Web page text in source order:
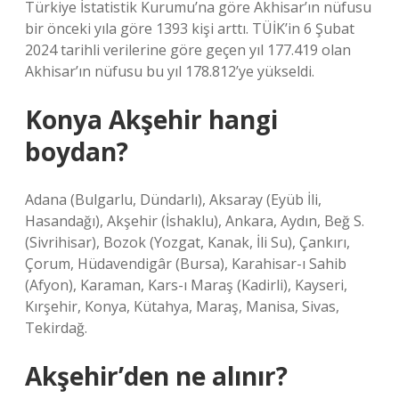
Türkiye İstatistik Kurumu’na göre Akhisar’ın nüfusu
bir önceki yıla göre 1393 kişi arttı. TÜİK’in 6 Şubat
2024 tarihli verilerine göre geçen yıl 177.419 olan
Akhisar’ın nüfusu bu yıl 178.812’ye yükseldi.
Konya Akşehir hangi
boydan?
Adana (Bulgarlu, Dündarlı), Aksaray (Eyüb İli,
Hasandağı), Akşehir (İshaklu), Ankara, Aydın, Beğ S.
(Sivrihisar), Bozok (Yozgat, Kanak, İli Su), Çankırı,
Çorum, Hüdavendigâr (Bursa), Karahisar-ı Sahib
(Afyon), Karaman, Kars-ı Maraş (Kadirli), Kayseri,
Kırşehir, Konya, Kütahya, Maraş, Manisa, Sivas,
Tekirdağ.
Akşehir’den ne alınır?